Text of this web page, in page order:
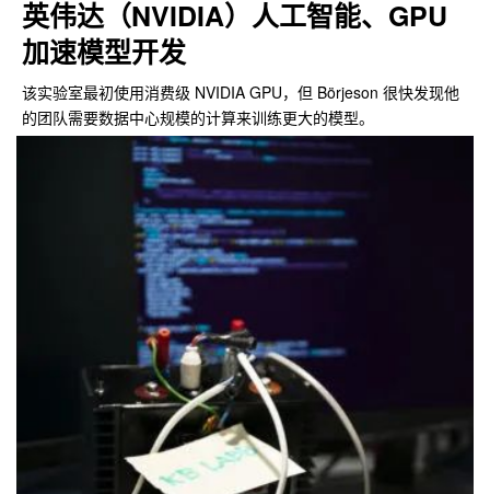
英伟达（NVIDIA）人工智能、GPU
加速模型开发
该实验室最初使用消费级 NVIDIA GPU，但 Börjeson 很快发现他
的团队需要数据中心规模的计算来训练更大的模型。